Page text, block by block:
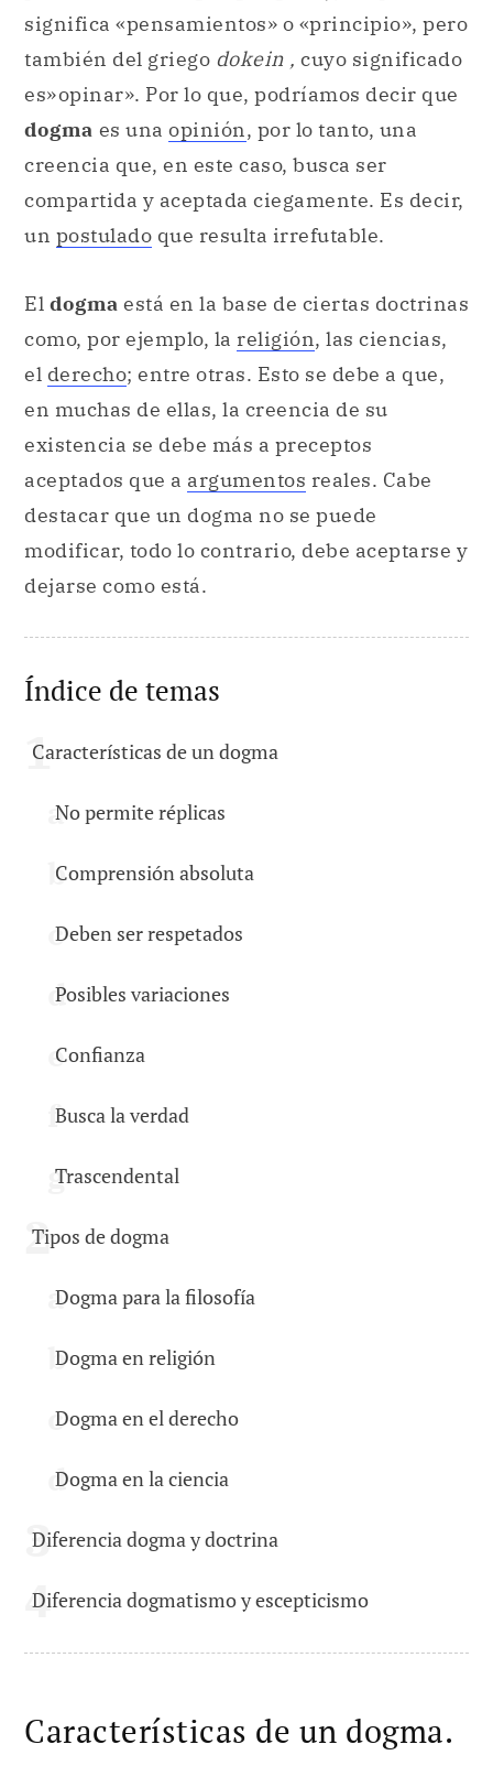
significa «pensamientos» o «principio», pero
también del griego dokein , cuyo significado
es»opinar». Por lo que, podríamos decir que
dogma es una opinión, por lo tanto, una
creencia que, en este caso, busca ser
compartida y aceptada ciegamente. Es decir,
un postulado que resulta irrefutable.
El dogma está en la base de ciertas doctrinas
como, por ejemplo, la religión, las ciencias,
el derecho; entre otras. Esto se debe a que,
en muchas de ellas, la creencia de su
existencia se debe más a preceptos
aceptados que a argumentos reales. Cabe
destacar que un dogma no se puede
modificar, todo lo contrario, debe aceptarse y
dejarse como está.
Índice de temas
Características de un dogma
No permite réplicas
Comprensión absoluta
Deben ser respetados
Posibles variaciones
Confianza
Busca la verdad
Trascendental
Tipos de dogma
Dogma para la filosofía
Dogma en religión
Dogma en el derecho
Dogma en la ciencia
Diferencia dogma y doctrina
Diferencia dogmatismo y escepticismo
Características de un dogma.